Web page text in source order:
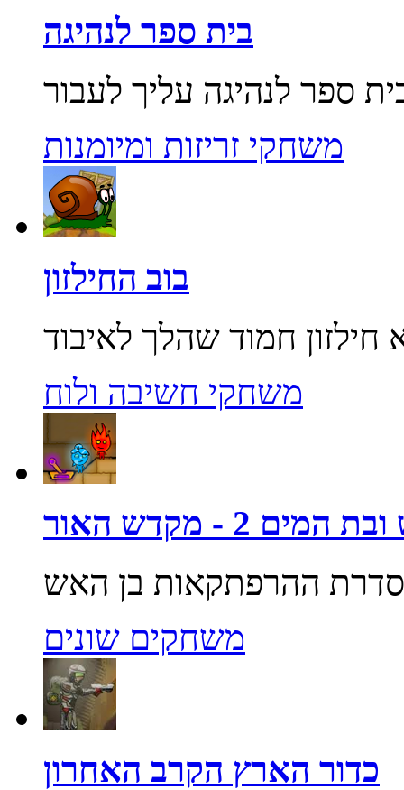
בית ספר לנהיגה
משחקי זריזות ומיומנות
בוב החילזון
משחקי חשיבה ולוח
2 - מקדש האור
משחקים שונים
כדור הארץ הקרב האחרון